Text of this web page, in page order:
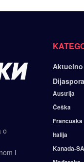
o
i
Aktuelno
Dijaspora
Austrija
Češka
Francuska
Italija
Kanada-